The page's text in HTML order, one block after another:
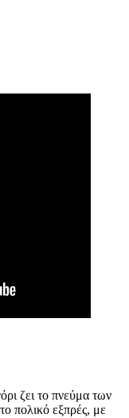
ζει το πνεύμα των
πολικό εξπρές, με